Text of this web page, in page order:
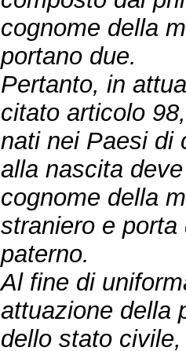
cognome della
portano due.
Pertanto, in
citato articolo
nati nei Paesi di
alla nascita
cognome della
straniero e
paterno.
Al fine di
attuazione della
dello stato